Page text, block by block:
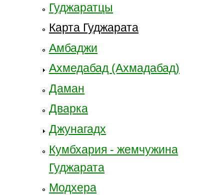
Гуджаратцы
Карта Гуджарата
Амбаджи
Ахмедабад (Ахмадабад)
Даман
Дварка
Джунагадх
Кумбхария - жемчужина
Гуджарата
Модхера